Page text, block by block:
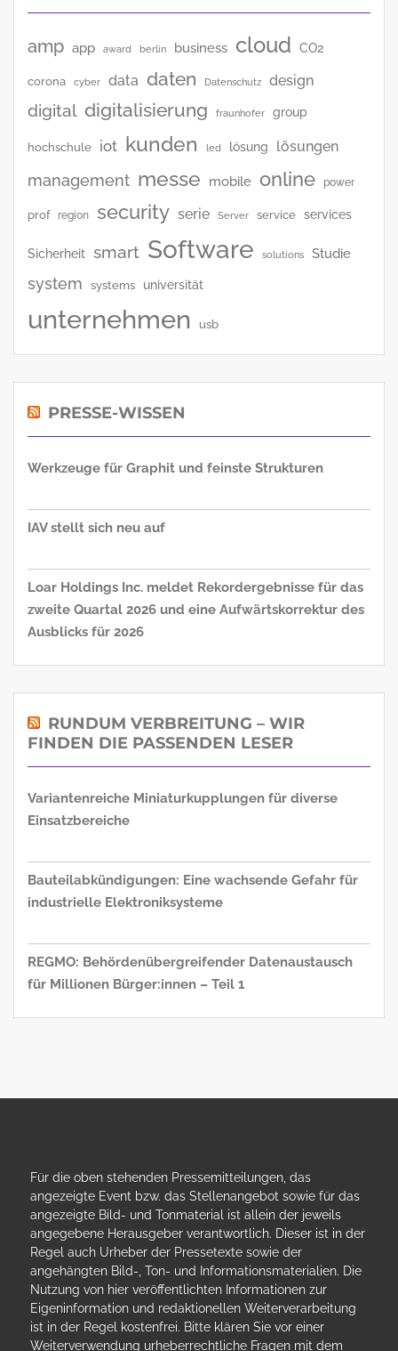
amp app award berlin business cloud CO2
corona cyber data daten Datenschutz design
digital digitalisierung fraunhofer group
hochschule iot kunden led lösung lösungen
management messe mobile online power
prof region security serie Server service services
Sicherheit smart Software solutions Studie
system systems universität
unternehmen usb
PRESSE-WISSEN
Werkzeuge für Graphit und feinste Strukturen
IAV stellt sich neu auf
Loar Holdings Inc. meldet Rekordergebnisse für das
zweite Quartal 2026 und eine Aufwärtskorrektur des
Ausblicks für 2026
RUNDUM VERBREITUNG – WIR
FINDEN DIE PASSENDEN LESER
Variantenreiche Miniaturkupplungen für diverse
Einsatzbereiche
Bauteilabkündigungen: Eine wachsende Gefahr für
industrielle Elektroniksysteme
REGMO: Behördenübergreifender Datenaustausch
für Millionen Bürger:innen – Teil 1
Für die oben stehenden Pressemitteilungen, das
angezeigte Event bzw. das Stellenangebot sowie für das
angezeigte Bild- und Tonmaterial ist allein der jeweils
angegebene Herausgeber verantwortlich. Dieser ist in der
Regel auch Urheber der Pressetexte sowie der
angehängten Bild-, Ton- und Informationsmaterialien. Die
Nutzung von hier veröffentlichten Informationen zur
Eigeninformation und redaktionellen Weiterverarbeitung
ist in der Regel kostenfrei. Bitte klären Sie vor einer
Weiterverwendung urheberrechtliche Fragen mit dem